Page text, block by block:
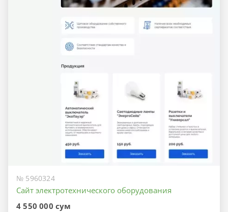
№ 5960324
Сайт электротехнического оборудования
4 550 000 сум